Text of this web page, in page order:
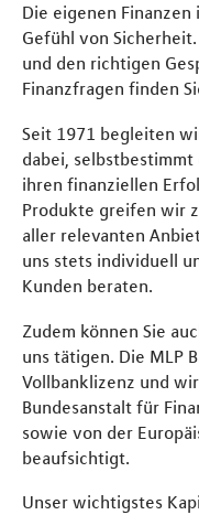
Die eigenen
Gefühl von
und den richtigen
Finanzfragen finden
Seit 1971 begleiten
dabei,
ihren finanziellen
Produkte greifen wir
aller relevanten
uns stets individuell
Kunden beraten.
Zudem können Sie
uns tätigen. Die MLP
Vollbanklizenz und
Bundesanstalt für
sowie von der
beaufsichtigt.
Unser wichtigstes